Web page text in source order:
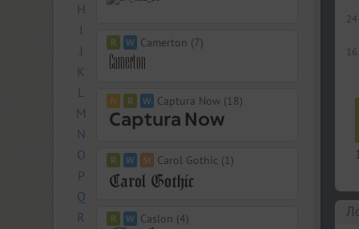
H
I
J
K
L
M
N
O
P
Q
R
Camerton (7)
Captura Now (18)
Carol Gothic (1)
Caslon (4)